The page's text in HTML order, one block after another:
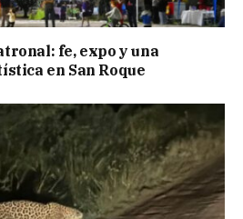
fe, expo y una
en San Roque